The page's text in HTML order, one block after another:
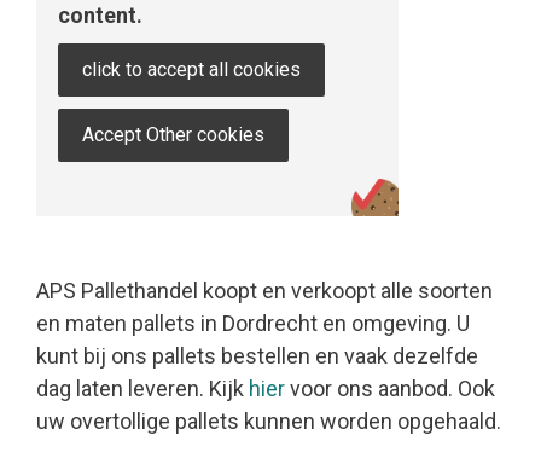
content.
click to accept all cookies
Accept Other cookies
APS Pallethandel koopt en verkoopt alle soorten
en maten pallets in Dordrecht en omgeving. U
kunt bij ons pallets bestellen en vaak dezelfde
dag laten leveren. Kijk hiervoor ons aanbod. Ook
uw overtollige pallets kunnen worden opgehaald.